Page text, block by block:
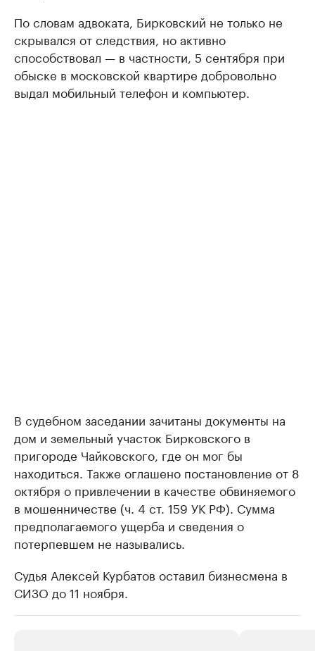
По словам адвоката, Бирковский не только не
скрывался от следствия, но активно
способствовал — в частности, 5 сентября при
обыске в московской квартире добровольно
выдал мобильный телефон и компьютер.
В судебном заседании зачитаны документы на
дом и земельный участок Бирковского в
пригороде Чайковского, где он мог бы
находиться. Также оглашено постановление от 8
октября о привлечении в качестве обвиняемого
в мошенничестве (ч. 4 ст. 159 УК РФ). Сумма
предполагаемого ущерба и сведения о
потерпевшем не назывались.
Судья Алексей Курбатов оставил бизнесмена в
СИЗО до 11 ноября.